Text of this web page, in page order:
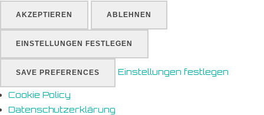
AKZEPTIEREN ABLEHNEN
EINSTELLUNGEN FESTLEGEN
SAVE PREFERENCES Einstellungen festlegen
Cookie Policy
Datenschutzerklärung